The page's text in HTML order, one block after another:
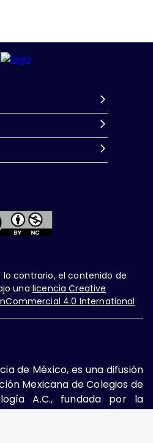
lo contrario, el contenido de
una licencia Creative
4.0 International
de México, es una difusión
Mexicana de Colegios de
A.C., fundada por la
Ginecología y Obstetricia